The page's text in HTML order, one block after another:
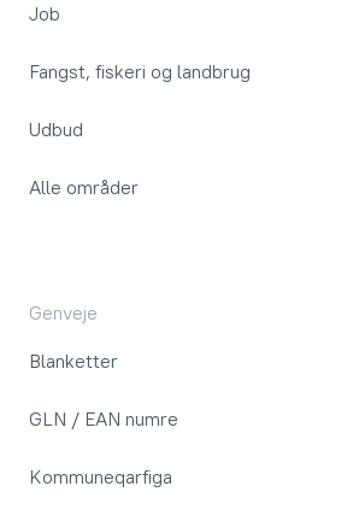
Job
Fangst, fiskeri og landbrug
Udbud
Alle områder
Genveje
Blanketter
GLN / EAN numre
Kommuneqarfiga